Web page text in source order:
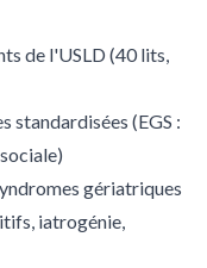
de l'USLD (40 lits,
standardisées (EGS :
gériatriques
iatrogénie,